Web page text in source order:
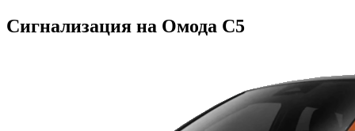
Сигнализация на Омода С5